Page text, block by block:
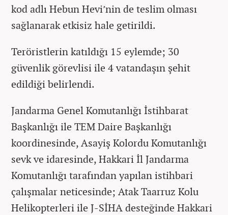
kod adlı Hebun Hevi’nin de teslim olması
sağlanarak etkisiz hale getirildi.
Teröristlerin katıldığı 15 eylemde; 30
güvenlik görevlisi ile 4 vatandaşın şehit
edildiği belirlendi.
Jandarma Genel Komutanlığı İstihbarat
Başkanlığı ile TEM Daire Başkanlığı
koordinesinde, Asayiş Kolordu Komutanlığı
sevk ve idaresinde, Hakkari İl Jandarma
Komutanlığı tarafından yapılan istihbari
çalışmalar neticesinde; Atak Taarruz Kolu
Helikopterleri ile J-SİHA desteğinde Hakkari